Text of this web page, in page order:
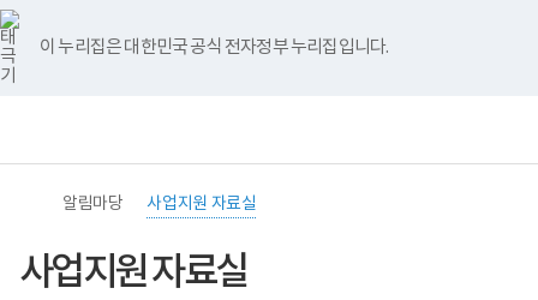
바
로
가
기
메
이 누리집은 대한민국 공식 전자정부 누리집입니다.
너
비
767px
이
하
운
기
관)
건
복
검
메
홈
알림마당 사업지원 자료실
사업지원 자료실
유
튜
브
블
로
그
인
스
타
그
램
페
이
스
북